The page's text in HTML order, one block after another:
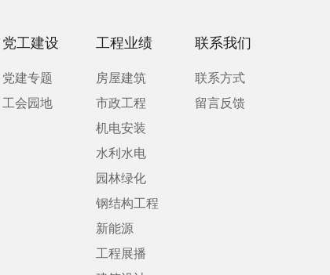
党工建设
党建专题
工会园地
工程业绩
房屋建筑
市政工程
机电安装
水利水电
园林绿化
钢结构工程
新能源
工程展播
联系我们
联系方式
留言反馈